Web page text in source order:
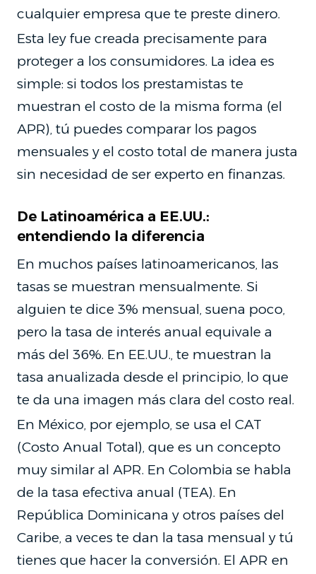
cualquier empresa que te preste dinero.
Esta ley fue creada precisamente para
proteger a los consumidores. La idea es
simple: si todos los prestamistas te
muestran el costo de la misma forma (el
APR), tú puedes comparar los pagos
mensuales y el costo total de manera justa
sin necesidad de ser experto en finanzas.
De Latinoamérica a EE.UU.:
entendiendo la diferencia
En muchos países latinoamericanos, las
tasas se muestran mensualmente. Si
alguien te dice 3% mensual, suena poco,
pero la tasa de interés anual equivale a
más del 36%. En EE.UU., te muestran la
tasa anualizada desde el principio, lo que
te da una imagen más clara del costo real.
En México, por ejemplo, se usa el CAT
(Costo Anual Total), que es un concepto
muy similar al APR. En Colombia se habla
de la tasa efectiva anual (TEA). En
República Dominicana y otros países del
Caribe, a veces te dan la tasa mensual y tú
tienes que hacer la conversión. El APR en